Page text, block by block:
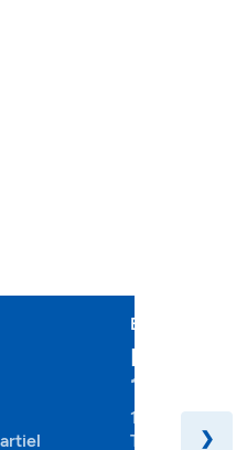
Baccalauréat
Nutrition
1-320-1-
120 crédits
Temps plein
❯